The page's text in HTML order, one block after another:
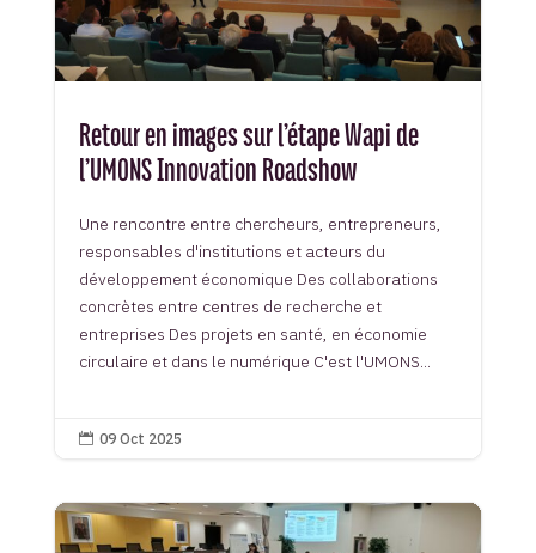
Retour en images sur l’étape Wapi de
l’UMONS Innovation Roadshow
Une rencontre entre chercheurs, entrepreneurs,
responsables d'institutions et acteurs du
développement économique Des collaborations
concrètes entre centres de recherche et
entreprises Des projets en santé, en économie
circulaire et dans le numérique C'est l'UMONS...
 09 Oct 2025